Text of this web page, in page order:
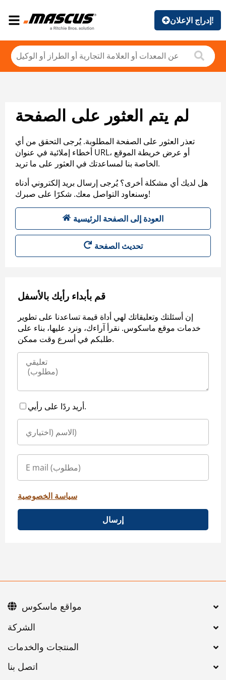
إدراج الإعلان!
لم يتم العثور على الصفحة
تعذر العثور على الصفحة المطلوبة. يُرجى التحقق من أي
أخطاء إملائية في عنوان URL، أو عرض خريطة الموقع
الخاصة بنا لمساعدتك في العثور على ما تريد.
هل لديك أي مشكلة أخرى؟ يُرجى إرسال بريد إلكتروني أدناه
وسنعاود التواصل معك. شكرًا على صبرك!
العودة إلى الصفحة الرئيسية
تحديث الصفحة
قم بأبداء رأيك بالأسفل
إن أسئلتك وتعليقاتك لهي أداة قيمة تساعدنا على تطوير
خدمات موقع ماسكوس. نقرأ آراءك، ونرد عليها، بناء على
طلبكم في أسرع وقت ممكن.
أريد ردًا على رأيي.
سياسة الخصوصية
إرسال
اتصل بنا
مواقع ماسكوس